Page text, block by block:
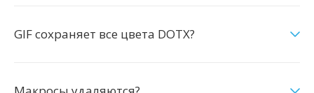
GIF сохраняет все цвета DOTX?